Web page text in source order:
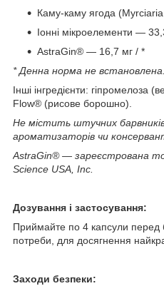
Каму-каму ягода
Іонні мікроелементи —
AstraGin® — 16,7 мг / *
* Денна норма не встановлена.
Інші інгредієнти: гіпромелоза
Flow® (рисове борошно).
Не містить штучних барвників,
ароматизаторів чи
AstraGin® — зареєстрована
Science USA, Inc.
Дозування і застосування:
Приймайте по 4 капсули перед
потреби, для досягнення
Заходи безпеки: